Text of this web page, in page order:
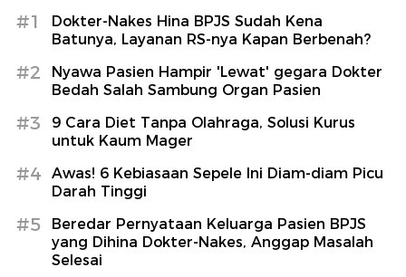
#1
Dokter-Nakes Hina BPJS Sudah Kena
Batunya, Layanan RS-nya Kapan Berbenah?
#2
Nyawa Pasien Hampir 'Lewat' gegara Dokter
Bedah Salah Sambung Organ Pasien
#3
9 Cara Diet Tanpa Olahraga, Solusi Kurus
untuk Kaum Mager
#4
Awas! 6 Kebiasaan Sepele Ini Diam-diam Picu
Darah Tinggi
#5
Beredar Pernyataan Keluarga Pasien BPJS
yang Dihina Dokter-Nakes, Anggap Masalah
Selesai